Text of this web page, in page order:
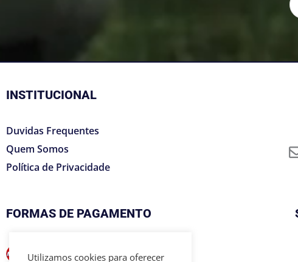
mail
INSTITUCIONAL
Duvidas Frequentes
Quem Somos
Política de Privacidade
FORMAS DE PAGAMENTO
Utilizamos cookies para oferecer